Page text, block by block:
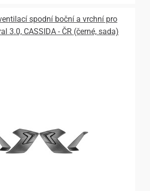
spodní boční a vrchní pro
3.0, CASSIDA - ČR (černé, sada)